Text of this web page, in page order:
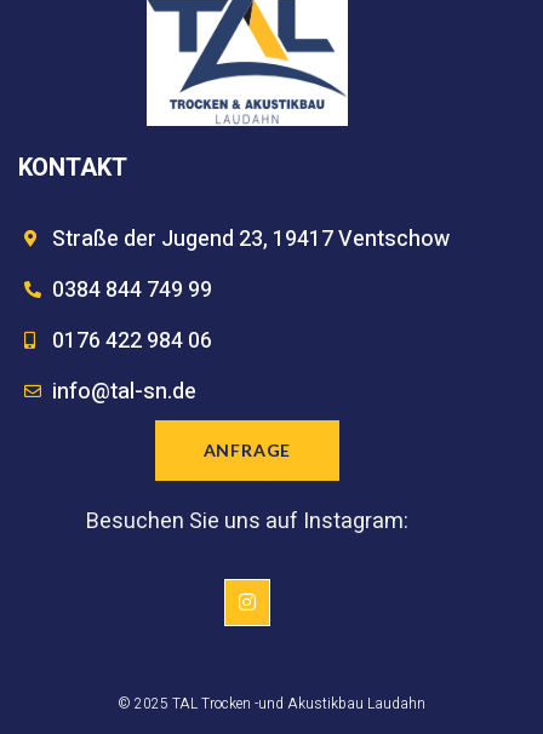
KONTAKT
Straße der Jugend 23, 19417 Ventschow
0384 844 749 99
0176 422 984 06
info@tal-sn.de
ANFRAGE
Besuchen Sie uns auf Instagram:
© 2025 TAL Trocken -und Akustikbau Laudahn